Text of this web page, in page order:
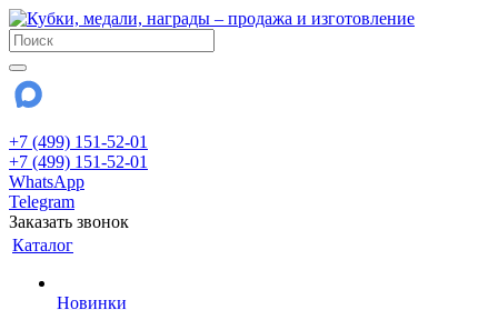
+7 (499) 151-52-01
+7 (499) 151-52-01
WhatsApp
Telegram
Заказать звонок
Каталог
Новинки